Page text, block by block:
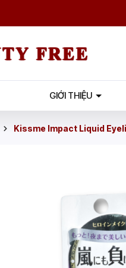
GIỚI THIỆU
Kissme Impact Liquid